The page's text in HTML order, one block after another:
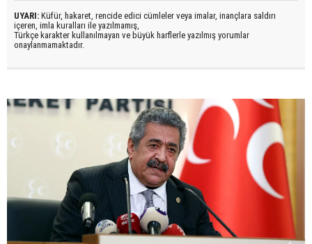
UYARI: Küfür, hakaret, rencide edici cümleler veya imalar, inançlara saldırı
içeren, imla kuralları ile yazılmamış,
Türkçe karakter kullanılmayan ve büyük harflerle yazılmış yorumlar
onaylanmamaktadır.